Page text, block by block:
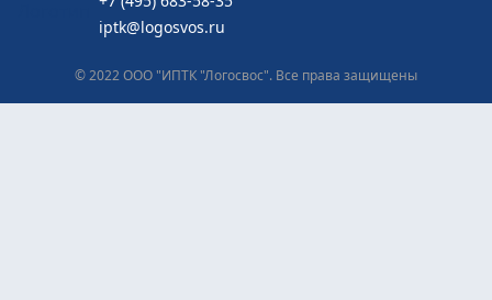
iptk@logosvos.ru
© 2022 ООО "ИПТК "Логосвос". Все права защищены